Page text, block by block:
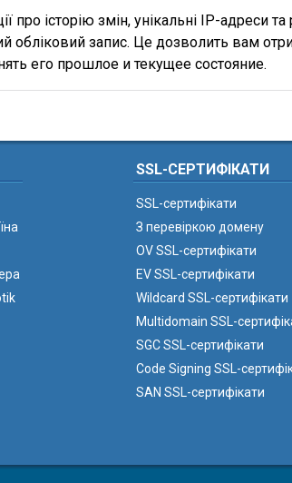
про історію змін, унікальні IP-адреси
обліковий запис. Це дозволить вам
его прошлое и текущее состояние.
SSL-СЕРТИФІКАТИ
SSL-сертифікати
З перевіркою домену
OV SSL-сертифікати
EV SSL-сертифікати
Wildcard SSL-сертифікати
Multidomain SSL-
SGC SSL-сертифікати
Code Signing SSL-
SAN SSL-сертифікати